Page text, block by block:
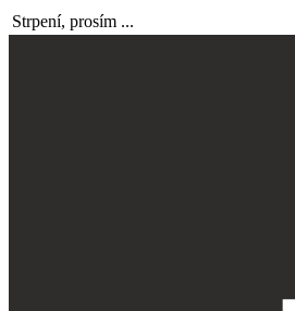
Strpení, prosím ...